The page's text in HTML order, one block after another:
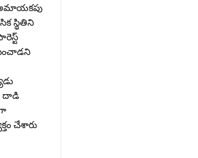
అమాయకపు
స్థితిని
దాడి
చేశారు